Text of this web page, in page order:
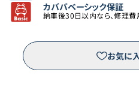
カババベーシック保証
納車後30日以内なら、修理
お気に